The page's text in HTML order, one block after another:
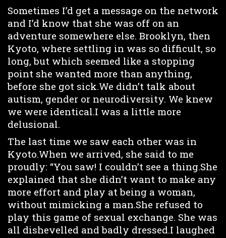
Sometimes I’d get a message on the network
and I’d know that she was off on an
adventure somewhere else. Brooklyn, then
Kyoto, where settling in was so difficult, so
long, but which seemed like a stopping
point she wanted more than anything,
before she got sick.We didn’t talk about
autism, gender or neurodiversity. We knew
we were identical.I was a little more
delusional.
The last time we saw each other was in
Kyoto.When we arrived, she said to me
proudly: “You saw! I couldn’t see a thing.She
explained that she didn’t want to make any
more effort and play at being a woman,
without mimicking a man.She refused to
play this game of sexual exchange. She was
all dishevelled and badly dressed.I laughed